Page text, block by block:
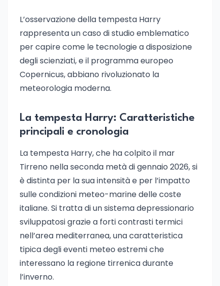
L’osservazione della tempesta Harry
rappresenta un caso di studio emblematico
per capire come le tecnologie a disposizione
degli scienziati, e il programma europeo
Copernicus, abbiano rivoluzionato la
meteorologia moderna.
La tempesta Harry: Caratteristiche
principali e cronologia
La tempesta Harry, che ha colpito il mar
Tirreno nella seconda metà di gennaio 2026, si
è distinta per la sua intensità e per l’impatto
sulle condizioni meteo-marine delle coste
italiane. Si tratta di un sistema depressionario
sviluppatosi grazie a forti contrasti termici
nell’area mediterranea, una caratteristica
tipica degli eventi meteo estremi che
interessano la regione tirrenica durante
l’inverno.